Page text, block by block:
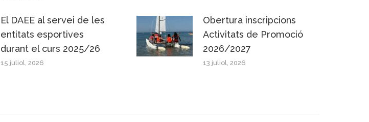
El DAEE al servei de les
entitats esportives
durant el curs 2025/26
15 juliol, 2026
Obertura inscripcions
Activitats de Promoció
2026/2027
13 juliol, 2026